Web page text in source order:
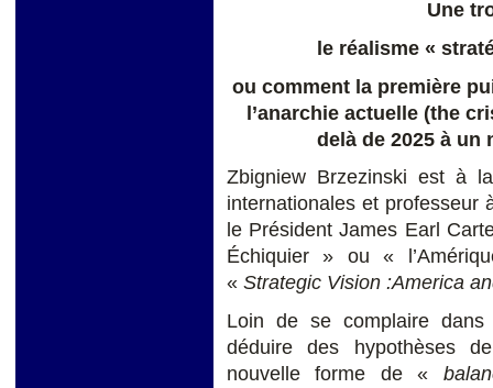
Une
le réalisme «
ou comment la première
l’anarchie actuelle (the
delà de 2025 à
Zbigniew Brzezinski est à
internationales et professeur
le Président James Earl
Échiquier » ou «
« Strategic Vision :America
Loin de se complaire dans
déduire des hypothèses
nouvelle forme de «